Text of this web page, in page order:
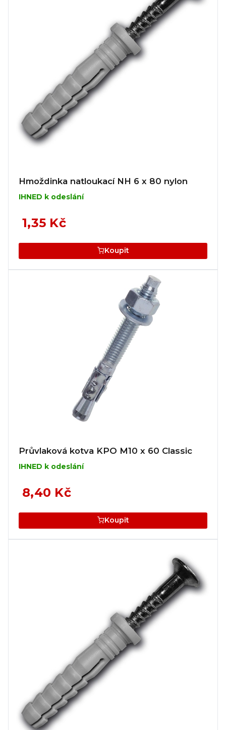
Hmoždinka natloukací NH 6 x 80 nylon
IHNED k odeslání
1,35 Kč
Koupit
Průvlaková kotva KPO M10 x 60 Classic
IHNED k odeslání
8,40 Kč
Koupit